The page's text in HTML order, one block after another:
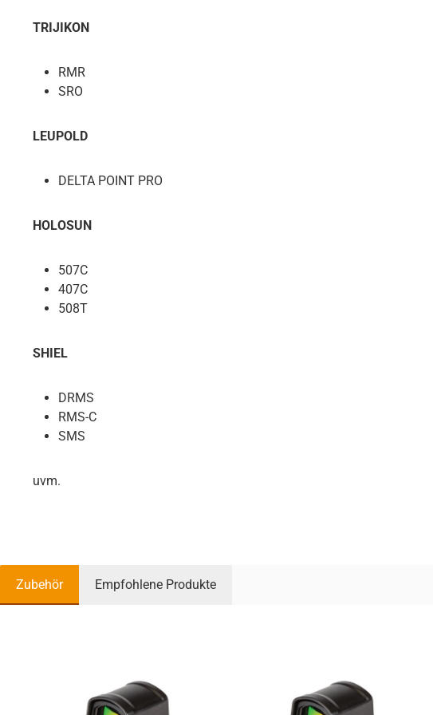
TRIJIKON
RMR
SRO
LEUPOLD
DELTA POINT PRO
HOLOSUN
507C
407C
508T
SHIEL
DRMS
RMS-C
SMS
uvm.
Zubehör Empfohlene Produkte